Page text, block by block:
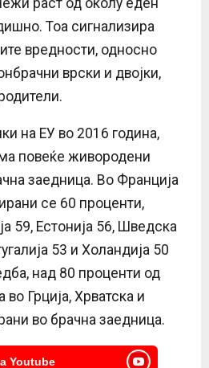
Тоа сигнализира
вредности, односно
врски и двојки,
на ЕУ во 2016 година,
повеќе живородени
заедница. Во Франција
се 60 проценти,
59, Естонија 56, Шведска
53 и Холандија 50
над 80 проценти од
Грција, Хрватска и
во брачна заедница.
Youtube